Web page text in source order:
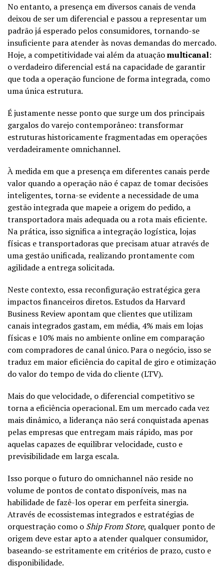
No entanto, a presença em diversos canais de venda
deixou de ser um diferencial e passou a representar um
padrão já esperado pelos consumidores, tornando-se
insuficiente para atender às novas demandas do mercado.
Hoje, a competitividade vai além da atuaçãomulticanal:
o verdadeiro diferencial está na capacidade de garantir
que toda a operação funcione de forma integrada, como
uma única estrutura.
É justamente nesse ponto que surge um dos principais
gargalos do varejo contemporâneo: transformar
estruturas historicamente fragmentadas em operações
verdadeiramente omnichannel.
À medida em que a presença em diferentes canais perde
valor quando a operação não é capaz de tomar decisões
inteligentes, torna-se evidente a necessidade de uma
gestão integrada que mapeie a origem do pedido, a
transportadora mais adequada ou a rota mais eficiente.
Na prática, isso significa a integração logística, lojas
físicas e transportadoras que precisam atuar através de
uma gestão unificada, realizando prontamente com
agilidade a entrega solicitada.
Neste contexto, essa reconfiguração estratégica gera
impactos financeiros diretos. Estudos da Harvard
Business Review apontam que clientes que utilizam
canais integrados gastam, em média, 4% mais em lojas
físicas e 10% mais no ambiente online em comparação
com compradores de canal único. Para o negócio, isso se
traduz em maior eficiência do capital de giro e otimização
do valor do tempo de vida do cliente (LTV).
Mais do que velocidade, o diferencial competitivo se
torna a eficiência operacional. Em um mercado cada vez
mais dinâmico, a liderança não será conquistada apenas
pelas empresas que entregam mais rápido, mas por
aquelas capazes de equilibrar velocidade, custo e
previsibilidade em larga escala.
Isso porque o futuro do omnichannel não reside no
volume de pontos de contato disponíveis, mas na
habilidade de fazê-los operar em perfeita sinergia.
Através de ecossistemas integrados e estratégias de
orquestração como o Ship From Store, qualquer ponto de
origem deve estar apto a atender qualquer consumidor,
baseando-se estritamente em critérios de prazo, custo e
disponibilidade.